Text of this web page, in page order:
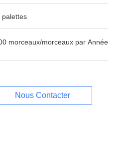
palettes
3000000000 morceaux/morceaux par Année
Nous Contacter